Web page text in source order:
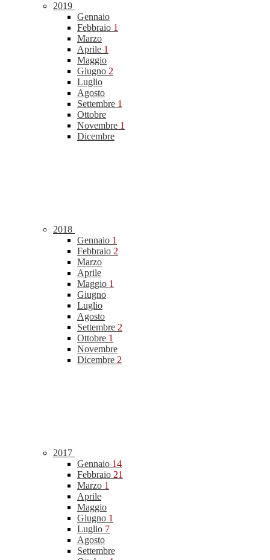
2019
Gennaio
Febbraio 1
Marzo
Aprile 1
Maggio
Giugno 2
Luglio
Agosto
Settembre 1
Ottobre
Novembre 1
Dicembre
2018
Gennaio 1
Febbraio 2
Marzo
Aprile
Maggio 1
Giugno
Luglio
Agosto
Settembre 2
Ottobre 1
Novembre
Dicembre 2
2017
Gennaio 14
Febbraio 21
Marzo 1
Aprile
Maggio
Giugno 1
Luglio 7
Agosto
Settembre